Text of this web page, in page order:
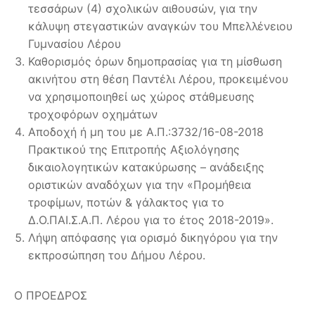
τεσσάρων (4) σχολικών αιθουσών, για την
κάλυψη στεγαστικών αναγκών του Μπελλένειου
Γυμνασίου Λέρου
Καθορισμός όρων δημοπρασίας για τη μίσθωση
ακινήτου στη θέση Παντέλι Λέρου, προκειμένου
να χρησιμοποιηθεί ως χώρος στάθμευσης
τροχοφόρων οχημάτων
Αποδοχή ή μη του με Α.Π.:3732/16-08-2018
Πρακτικού της Επιτροπής Αξιολόγησης
δικαιολογητικών κατακύρωσης – ανάδειξης
οριστικών αναδόχων για την «Προμήθεια
τροφίμων, ποτών & γάλακτος για το
Δ.Ο.ΠΑΙ.Σ.Α.Π. Λέρου για το έτος 2018-2019».
Λήψη απόφασης για ορισμό δικηγόρου για την
εκπροσώπηση του Δήμου Λέρου.
Ο ΠΡΟΕΔΡΟΣ